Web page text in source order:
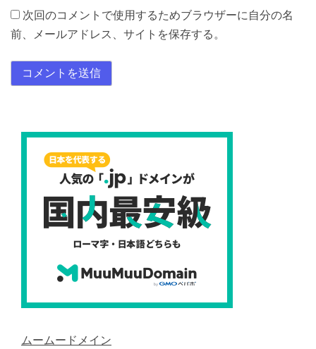
次回のコメントで使用するためブラウザーに自分の名
前、メールアドレス、サイトを保存する。
ムームードメイン